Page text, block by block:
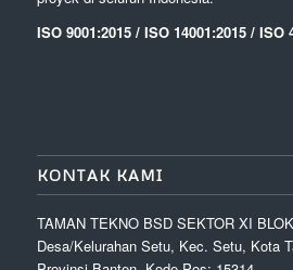
ISO 9001:2015 / ISO 14001:2015 / ISO
KONTAK KAMI
TAMAN TEKNO BSD SEKTOR XI
Desa/Kelurahan Setu, Kec. Setu, Kota